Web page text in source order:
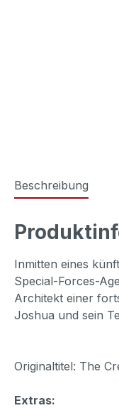
Beschreibung
Inmitten eines
Special-Forces-
Architekt einer
Joshua und sein
Originaltitel: The
Extras: